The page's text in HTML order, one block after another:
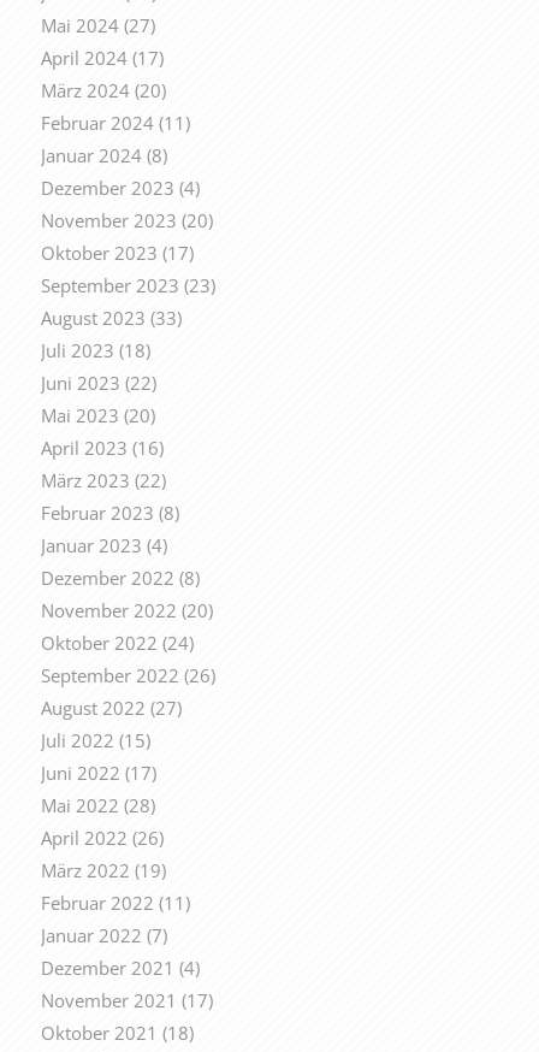
Mai 2024(27)
April 2024(17)
März 2024(20)
Februar 2024(11)
Januar 2024(8)
Dezember 2023 (4)
November 2023 (20)
Oktober 2023 (17)
September 2023 (23)
August 2023 (33)
Juli 2023 (18)
Juni 2023 (22)
Mai 2023 (20)
April 2023 (16)
März 2023 (22)
Februar 2023 (8)
Januar 2023 (4)
Dezember 2022 (8)
November 2022 (20)
Oktober 2022 (24)
September 2022 (26)
August 2022 (27)
Juli 2022 (15)
Juni 2022 (17)
Mai 2022 (28)
April 2022 (26)
März 2022 (19)
Februar 2022 (11)
Januar 2022 (7)
Dezember 2021 (4)
November 2021 (17)
Oktober 2021 (18)